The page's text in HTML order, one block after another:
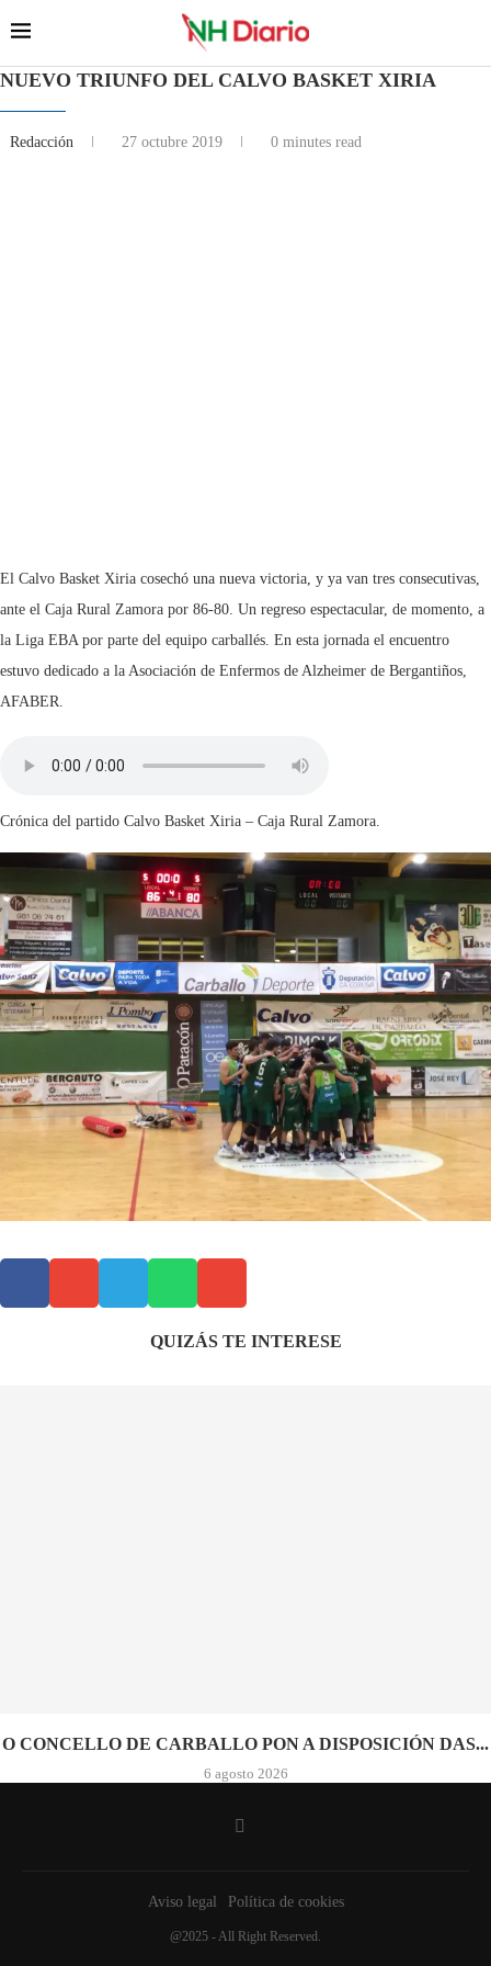
NUEVO TRIUNFO DEL CALVO BASKET XIRIA
Redacción 27 octubre 2019 0 minutes read
El Calvo Basket Xiria cosechó una nueva victoria, y ya van tres consecutivas,
ante el Caja Rural Zamora por 86-80. Un regreso espectacular, de momento, a
la Liga EBA por parte del equipo carballés. En esta jornada el encuentro
estuvo dedicado a la Asociación de Enfermos de Alzheimer de Bergantiños,
AFABER.
Crónica del partido Calvo Basket Xiria – Caja Rural Zamora.
QUIZÁS TE INTERESE
O CONCELLO DE CARBALLO PON A DISPOSICIÓN DAS...
6 agosto 2026
Aviso legal Política de cookies
@2025 - All Right Reserved.